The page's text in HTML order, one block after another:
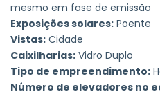
mesmo em fase de emissão
Exposições solares: Poente
Vistas: Cidade
Caixilharias: Vidro Duplo
Tipo de empreendimento:
Número de elevadores no